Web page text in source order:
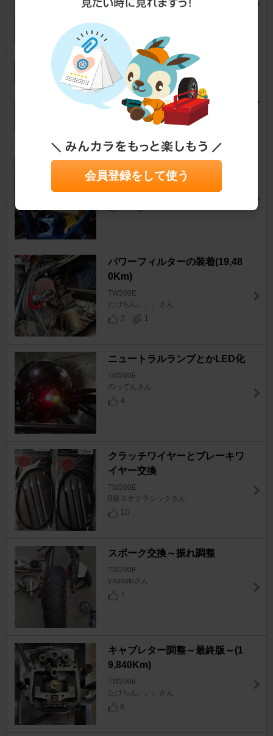
TW200E
エアークリーナー交換
TW200E
fore168さん
1
TW200E
まっくす＠サンブルさん
パワーフィルターの装着(19,48
0Km)
TW200E
たけちん。。。さん
3
1
ニュートラルランプとかLED化
TW200E
のってんさん
4
クラッチワイヤーとブレーキワ
イヤー交換
TW200E
B級ネオクラシックさん
10
スポーク交換～振れ調整
TW200E
y.sasakiさん
7
キャブレター調整～最終版～(1
9,840Km)
TW200E
たけちん。。。さん
6
会員登録をして使う